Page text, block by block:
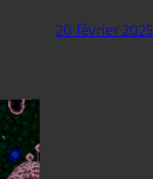
20 février 2025